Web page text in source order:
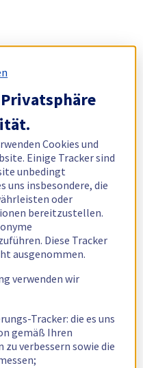
Cookies und
Einige Tracker sind
unbedingt
uns insbesondere, die
oder
bereitzustellen.
Diese Tracker
ausgenommen.
verwenden wir
Tracker: die es uns
gemäß Ihren
verbessern sowie die